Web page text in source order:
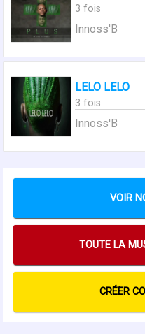
3 fois
Innoss'B
LELO LELO
3 fois
Innoss'B
VOIR
TOUTE LA
CRÉER